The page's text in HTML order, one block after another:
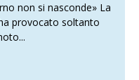
non si nasconde» La
provocato soltanto